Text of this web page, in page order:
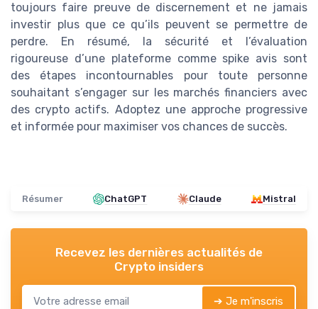
toujours faire preuve de discernement et ne jamais
investir plus que ce qu’ils peuvent se permettre de
perdre. En résumé, la sécurité et l’évaluation
rigoureuse d’une plateforme comme spike avis sont
des étapes incontournables pour toute personne
souhaitant s’engager sur les marchés financiers avec
des crypto actifs. Adoptez une approche progressive
et informée pour maximiser vos chances de succès.
Résumer ChatGPT Claude Mistral
Recevez les dernières actualités de
Crypto insiders
➔ Je m'inscris